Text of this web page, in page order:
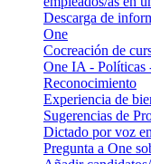
Descarga de
One
Cocreación de
One IA -
Reconocimiento
Experiencia de
Sugerencias de
Dictado por voz
Pregunta a One